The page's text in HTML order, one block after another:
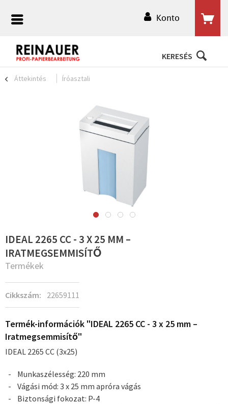
Konto
KERESÉS
Áttekintés Íróasztali
IDEAL 2265 CC - 3 X 25 MM –
IRATMEGSEMMISÍTŐ
Termékek
Cikkszám: 22659111
Termék-információk "IDEAL 2265 CC - 3 x 25 mm –
Iratmegsemmisítő"
IDEAL 2265 CC (3x25)
Munkaszélesség: 220 mm
Vágási mód: 3 x 25 mm apróra vágás
Biztonsági fokozat: P-4